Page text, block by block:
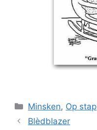
Categories
Minsken, Op stap
Blèdblazer